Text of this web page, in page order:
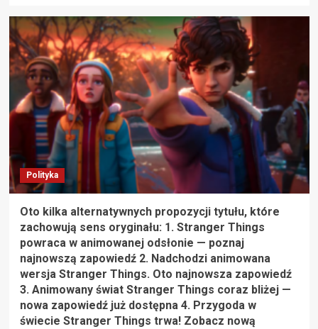
Polityka
Oto kilka alternatywnych propozycji tytułu, które
zachowują sens oryginału: 1. Stranger Things
powraca w animowanej odsłonie — poznaj
najnowszą zapowiedź 2. Nadchodzi animowana
wersja Stranger Things. Oto najnowsza zapowiedź
3. Animowany świat Stranger Things coraz bliżej —
nowa zapowiedź już dostępna 4. Przygoda w
świecie Stranger Things trwa! Zobacz nową